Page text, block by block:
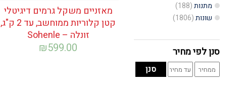
מתנות(188)
שונות(1806)
סנן לפי מחיר
מחיר
מינימלי
מחיר
מקסימלי
סנן
מאזניים משקל גרמים דיגיטלי
קטן קלוריות ממוחשב, עד 2 ק"ג,
זונלה – Sohenle
₪599.00